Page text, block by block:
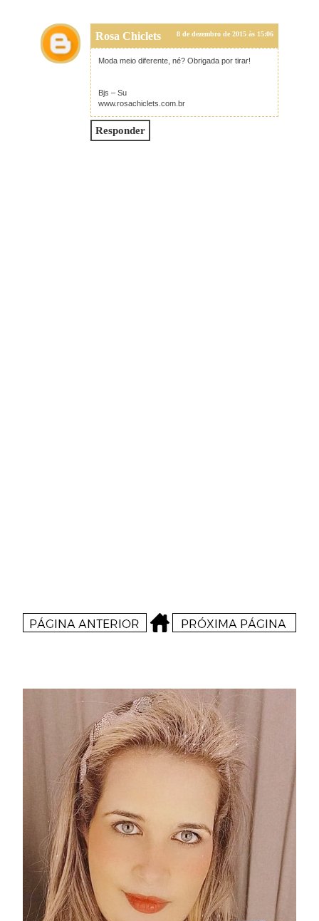
Rosa Chiclets 8 de dezembro de 2015 às 15:06
Moda meio diferente, né? Obrigada por tirar!
Bjs – Su
www.rosachiclets.com.br
Responder